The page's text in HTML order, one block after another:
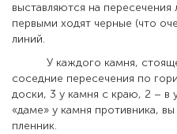
выставляются на
первыми ходят черные (что
линий.
У каждого камня,
соседние пересечения по
доски, 3 у камня с краю, 2 – в
«даме» у камня противника,
пленник.